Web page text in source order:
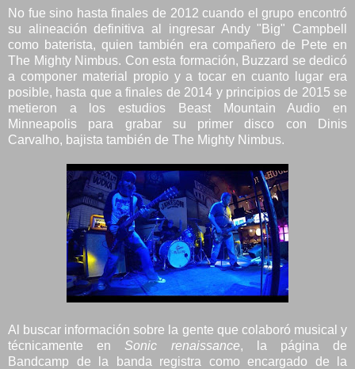
No fue sino hasta finales de 2012 cuando el grupo encontró
su alineación definitiva al ingresar Andy "Big" Campbell
como baterista, quien también era compañero de Pete en
The Mighty Nimbus. Con esta formación, Buzzard se dedicó
a componer material propio y a tocar en cuanto lugar era
posible, hasta que a finales de 2014 y principios de 2015 se
metieron a los estudios Beast Mountain Audio en
Minneapolis para grabar su primer disco con Dinis
Carvalho, bajista también de The Mighty Nimbus.
Al buscar información sobre la gente que colaboró musical y
técnicamente enSonic renaissance, la página de
Bandcamp de la banda registra como encargado de la